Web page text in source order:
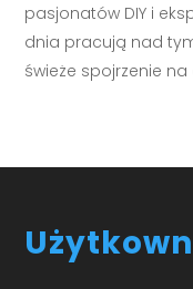
pasjonatów DIY i
dnia pracują nad
świeże spojrzenie